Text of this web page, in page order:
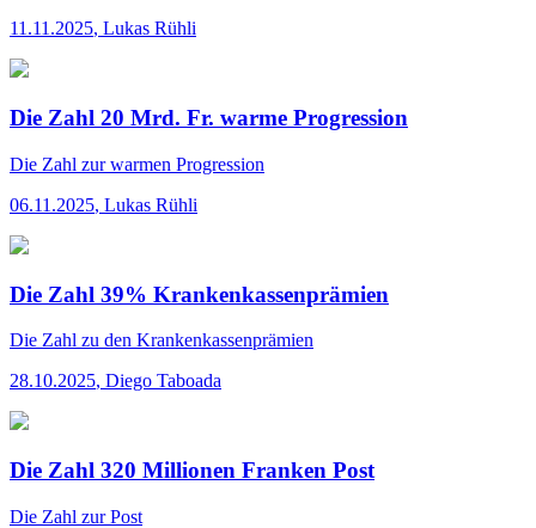
11.11.2025, Lukas Rühli
Die Zahl 20 Mrd. Fr. warme Progression
Die Zahl zur warmen Progression
06.11.2025, Lukas Rühli
Die Zahl 39% Krankenkassenprämien
Die Zahl zu den Krankenkassenprämien
28.10.2025, Diego Taboada
Die Zahl 320 Millionen Franken Post
Die Zahl zur Post